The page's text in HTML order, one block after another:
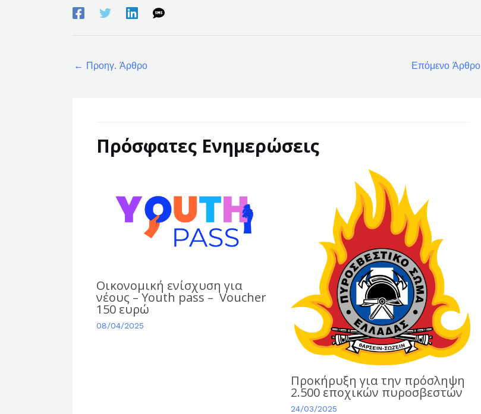
← Προηγ. Άρθρο Επόμενο Άρθρο
Πρόσφατες Ενημερώσεις
Οικονομική ενίσχυση για
νέους – Youth pass – Voucher
150 ευρώ
08/04/2025
Προκήρυξη για την πρόσληψη
2.500 εποχικών πυροσβεστών
24/03/2025